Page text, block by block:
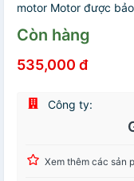
motor Motor được
Còn hàng
535,000 đ
Công ty:
Xem thêm các sản